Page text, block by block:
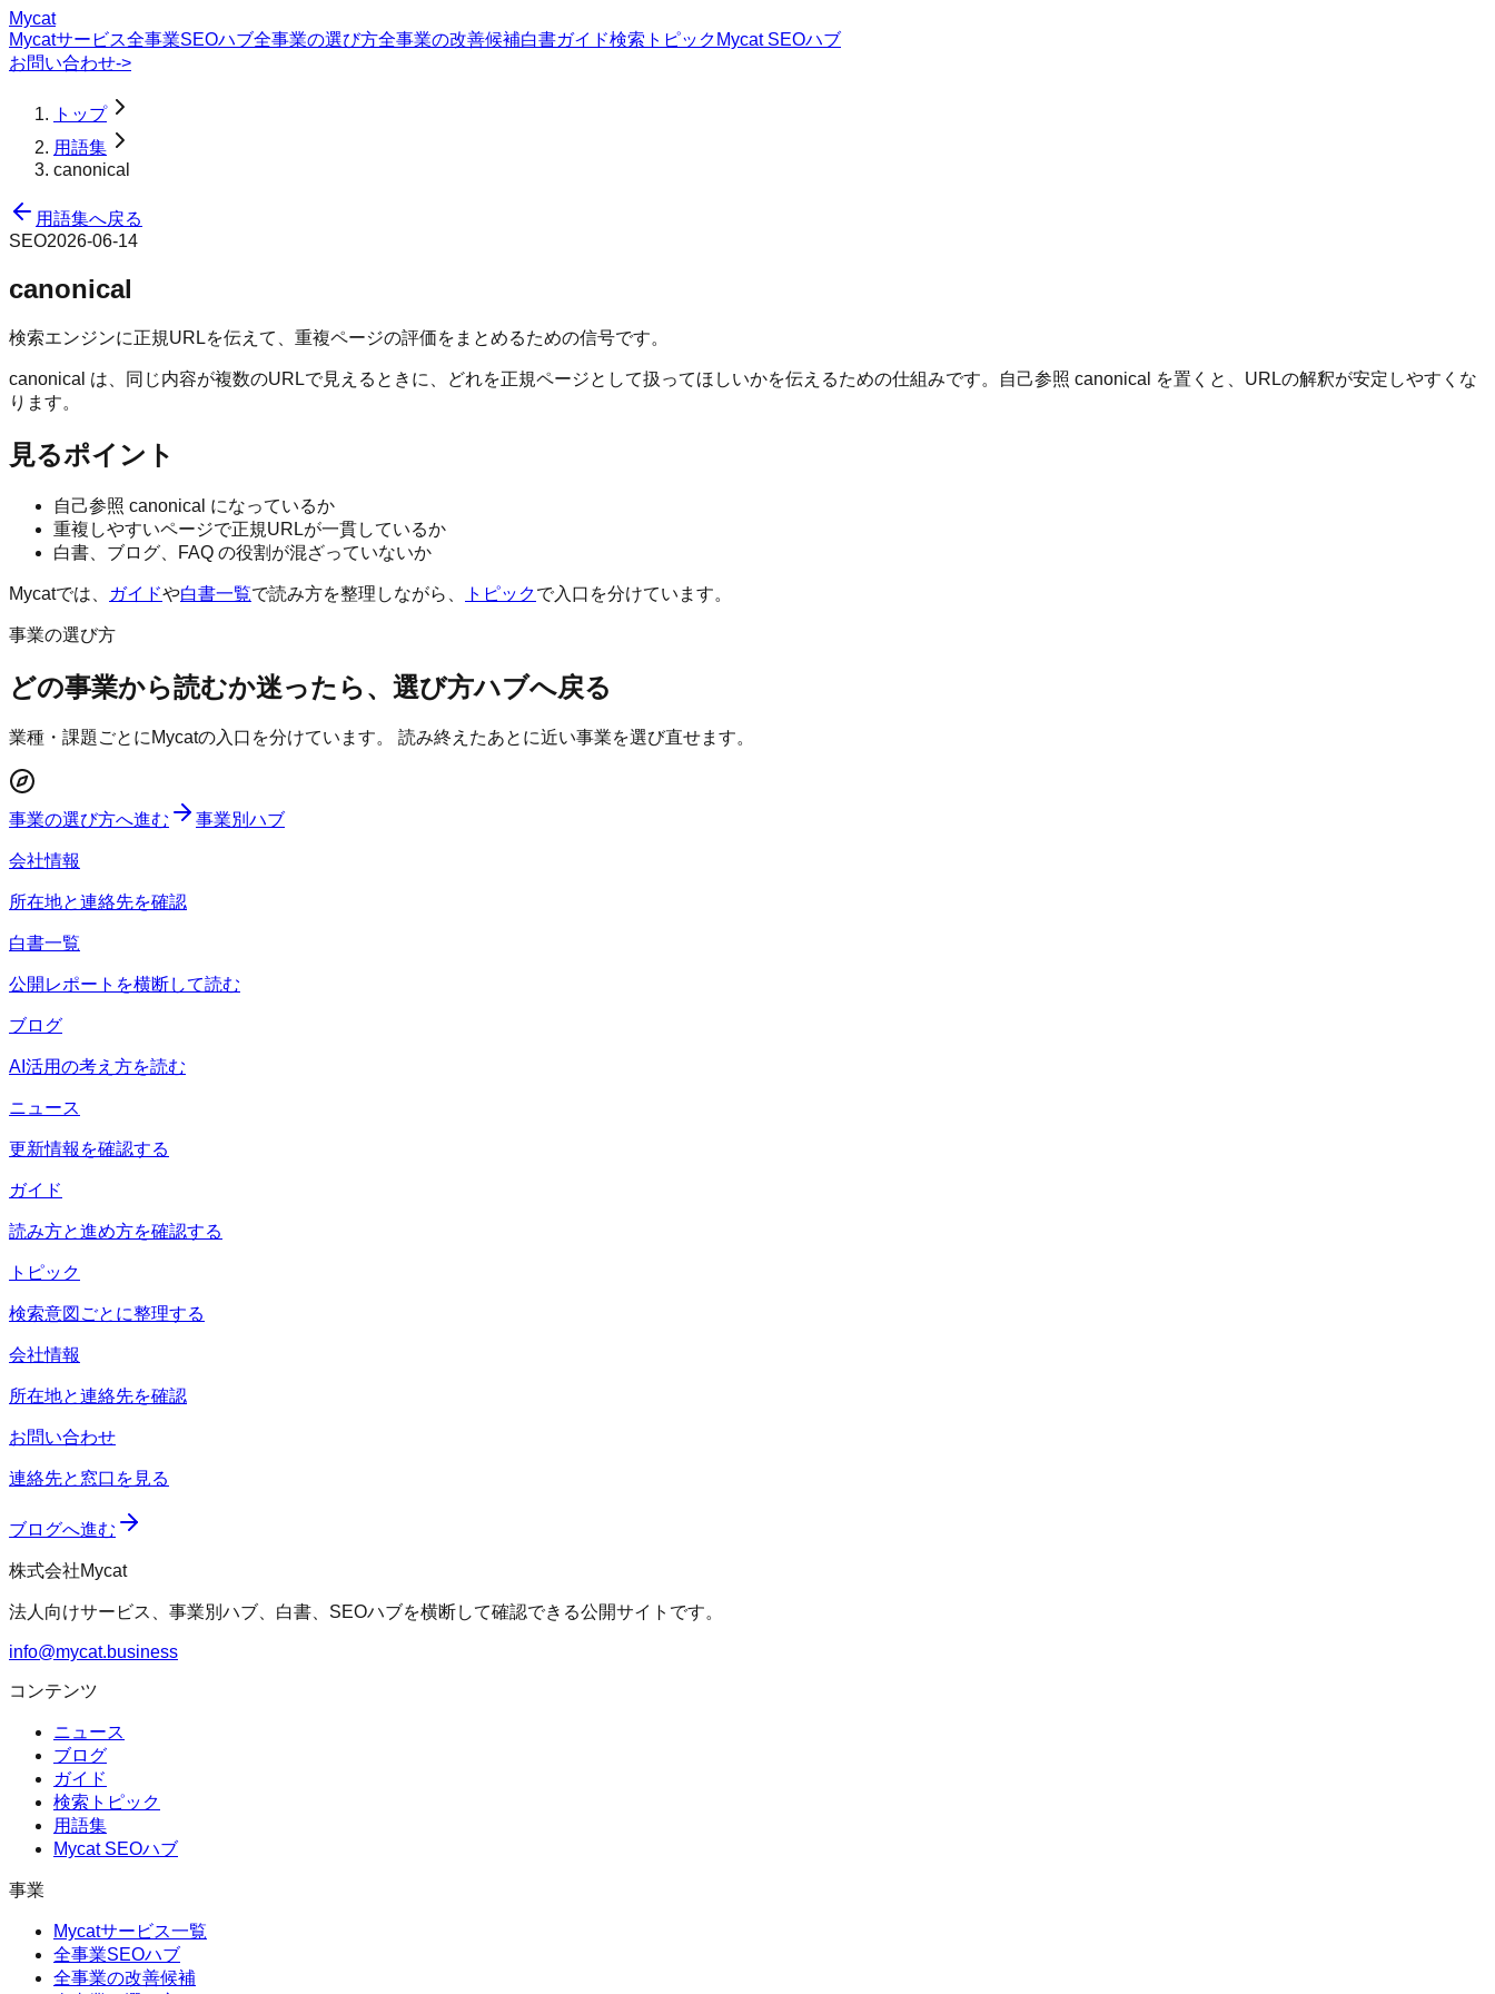
Mycat
Mycatサービス全事業SEOハブ全事業の選び方全事業の改善候補白書ガイド検索トピック Mycat SEOハブ
お問い合わせ->
トップ
用語集
canonical
用語集へ戻る
SEO2026-06-14
canonical
検索エンジンに正規URLを伝えて、重複ページの評価をまとめるための信号です。
canonical は、同じ内容が複数のURLで見えるときに、どれを正規ページとして扱ってほしいかを伝えるための仕組みです。自己参照 canonical を置くと、URLの解釈が安定しやすくな
ります。
見るポイント
自己参照 canonical になっているか
重複しやすいページで正規URLが一貫しているか
白書、ブログ、FAQ の役割が混ざっていないか
Mycatでは、 ガイドや白書一覧で読み方を整理しながら、 トピックで入口を分けています。
事業の選び方
どの事業から読むか迷ったら、選び方ハブへ戻る
業種・課題ごとにMycatの入口を分けています。 読み終えたあとに近い事業を選び直せます。
事業の選び方へ進む 事業別ハブ
会社情報
所在地と連絡先を確認
白書一覧
公開レポートを横断して読む
ブログ
AI活用の考え方を読む
ニュース
更新情報を確認する
ガイド
読み方と進め方を確認する
トピック
検索意図ごとに整理する
会社情報
所在地と連絡先を確認
お問い合わせ
連絡先と窓口を見る
ブログへ進む
株式会社Mycat
法人向けサービス、事業別ハブ、白書、SEOハブを横断して確認できる公開サイトです。
info@mycat.business
コンテンツ
ニュース
ブログ
ガイド
検索トピック
用語集
Mycat SEOハブ
事業
Mycatサービス一覧
全事業SEOハブ
全事業の改善候補